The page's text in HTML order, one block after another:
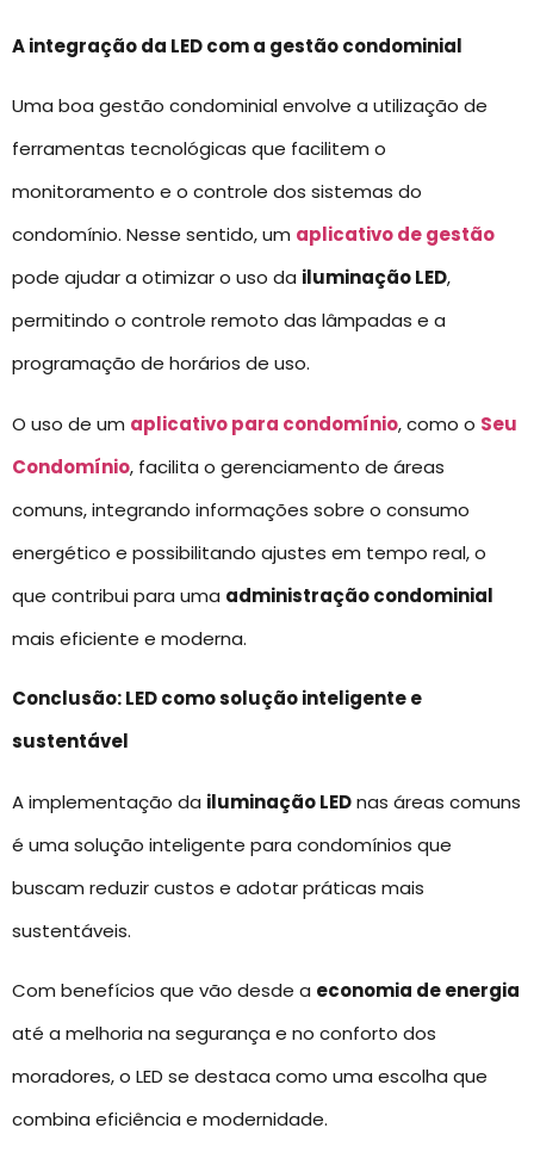
A integração da LED com a gestão condominial
Uma boa gestão condominial envolve a utilização de
ferramentas tecnológicas que facilitem o
monitoramento e o controle dos sistemas do
condomínio. Nesse sentido, um aplicativo de gestão
pode ajudar a otimizar o uso da iluminação LED,
permitindo o controle remoto das lâmpadas e a
programação de horários de uso.
O uso de um aplicativo para condomínio, como o Seu
Condomínio, facilita o gerenciamento de áreas
comuns, integrando informações sobre o consumo
energético e possibilitando ajustes em tempo real, o
que contribui para uma administração condominial
mais eficiente e moderna.
Conclusão: LED como solução inteligente e
sustentável
A implementação da iluminação LEDnas áreas comuns
é uma solução inteligente para condomínios que
buscam reduzir custos e adotar práticas mais
sustentáveis.
Com benefícios que vão desde a economia de energia
até a melhoria na segurança e no conforto dos
moradores, o LED se destaca como uma escolha que
combina eficiência e modernidade.